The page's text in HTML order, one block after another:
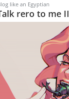
like an Egyptian
rero to me II